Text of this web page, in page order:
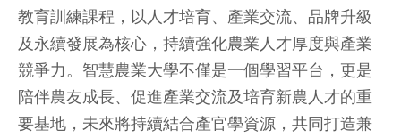
教育訓練課程，以人才培育、產業交流、品牌升級
及永續發展為核心，持續強化農業人才厚度與產業
競爭力。智慧農業大學不僅是一個學習平台，更是
陪伴農友成長、促進產業交流及培育新農人才的重
要基地，未來將持續結合產官學資源，共同打造兼